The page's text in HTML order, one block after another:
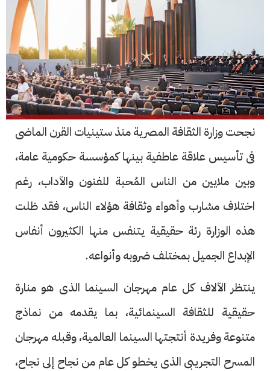
نجحت وزارة الثقافة المصرية منذ ستينيات القرن الماضى
فى تأسيس علاقة عاطفية بينها كمؤسسة حكومية عامة،
وبين ملايين من الناس المُحبة للفنون والآداب، رغم
اختلاف مشارب وأهواء وثقافة هؤلاء الناس، فقد ظلت
هذه الوزارة رئة حقيقية يتنفس منها الكثيرون أنفاس
الإبداع الجميل بمختلف ضروبه وأنواعه.
ينتظر الآلاف كل عام مهرجان السينما الذى هو منارة
حقيقية للثقافة السينمائية، بما يقدمه من نماذج
متنوعة وفريدة أنتجتها السينما العالمية، وقبله مهرجان
المسرح التجريبى الذى يخطو كل عام من نجاح إلى نجاح،